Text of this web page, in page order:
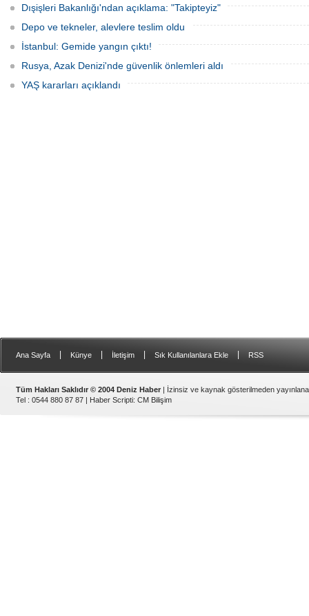
Dışişleri Bakanlığı'ndan açıklama: "Takipteyiz"
Depo ve tekneler, alevlere teslim oldu
İstanbul: Gemide yangın çıktı!
Rusya, Azak Denizi'nde güvenlik önlemleri aldı
YAŞ kararları açıklandı
Ana Sayfa Künye İletişim Sık Kullanılanlara Ekle RSS
Tüm Hakları Saklıdır © 2004 Deniz Haber | İzinsiz ve kaynak gösterilmeden
Tel : 0544 880 87 87 | Haber Scripti: CM Bilişim